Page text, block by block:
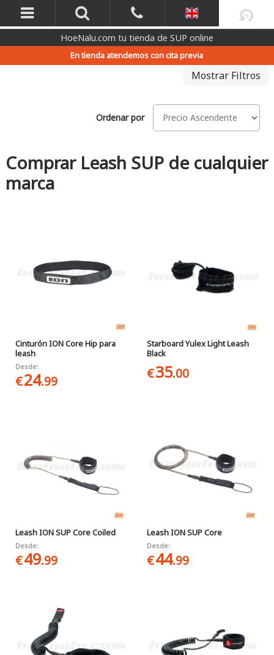
HoeNalu.com tu tienda de SUP online
En tienda atendemos con cita previa
Mostrar Filtros
Ordenar por
Comprar Leash SUP de cualquier
marca
Cinturón ION Core Hip para
leash
Desde:
€24.99
Starboard Yulex Light Leash
Black
€35.00
Leash ION SUP Core Coiled
Desde:
€49.99
Leash ION SUP Core
Desde:
€44.99